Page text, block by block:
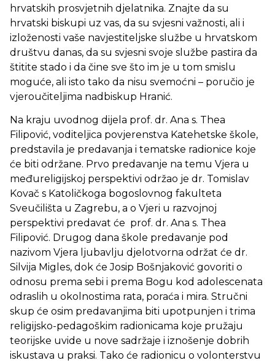
hrvatskih prosvjetnih djelatnika. Znajte da su
hrvatski biskupi uz vas, da su svjesni važnosti, ali i
izloženosti vaše navjestiteljske službe u hrvatskom
društvu danas, da su svjesni svoje službe pastira da
štitite stado i da čine sve što im je u tom smislu
moguće, ali isto tako da nisu svemoćni – poručio je
vjeroučiteljima nadbiskup Hranić.
Na kraju uvodnog dijela prof. dr. Ana s. Thea
Filipović, voditeljica povjerenstva Katehetske škole,
predstavila je predavanja i tematske radionice koje
će biti održane. Prvo predavanje na temu Vjera u
međureligijskoj perspektivi održao je dr. Tomislav
Kovač s Katoličkoga bogoslovnog fakulteta
Sveučilišta u Zagrebu, a o Vjeri u razvojnoj
perspektivi predavat će prof. dr. Ana s. Thea
Filipović. Drugog dana škole predavanje pod
nazivom Vjera ljubavlju djelotvorna održat će dr.
Silvija Migles, dok će Josip Bošnjaković govoriti o
odnosu prema sebi i prema Bogu kod adolescenata
odraslih u okolnostima rata, poraća i mira. Stručni
skup će osim predavanjima biti upotpunjen i trima
religijsko-pedagoškim radionicama koje pružaju
teorijske uvide u nove sadržaje i iznošenje dobrih
iskustava u praksi. Tako će radionicu o volonterstvu